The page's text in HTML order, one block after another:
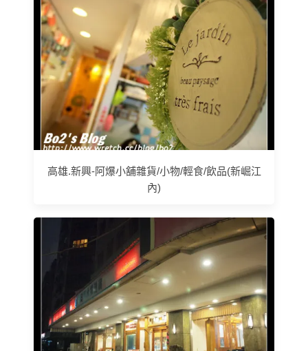
高雄.新興-阿爆小舖雜貨/小物/輕食/飲品(新崛江
內)